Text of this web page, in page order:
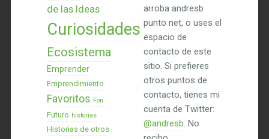
de las Ideas
Curiosidades
Ecosistema
Emprender
Emprendimiento
Favoritos Fon
Futuro historias
Historias de otros
arroba andresb
punto net, o uses el
espacio de
contacto de este
sitio. Si prefieres
otros puntos de
contacto, tienes mi
cuenta de Twitter:
@andresb. No